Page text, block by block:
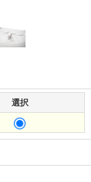
選択